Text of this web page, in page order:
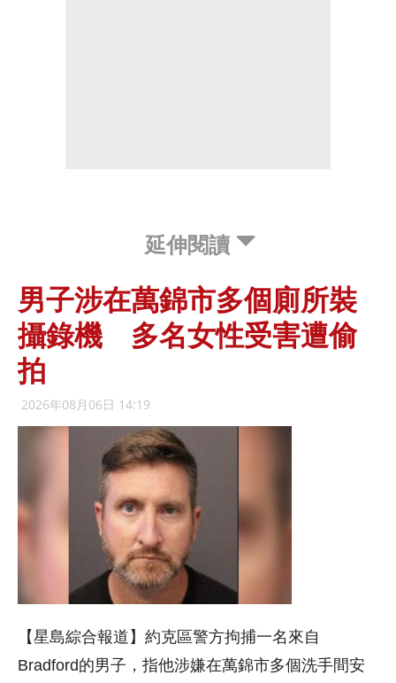
延伸閱讀
男子涉在萬錦市多個廁所裝
攝錄機 多名女性受害遭偷
拍
2026年08月06日 14:19
【星島綜合報道】約克區警方拘捕一名來自
Bradford的男子，指他涉嫌在萬錦市多個洗手間安